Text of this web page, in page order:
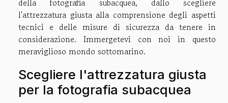
della fotografia subacquea, dallo scegliere
l'attrezzatura giusta alla comprensione degli aspetti
tecnici e delle misure di sicurezza da tenere in
considerazione. Immergetevi con noi in questo
meraviglioso mondo sottomarino.
Scegliere l'attrezzatura giusta
per la fotografia subacquea